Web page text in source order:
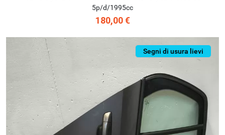
5p/d/1995cc
180,00 €
Segni di usura lievi